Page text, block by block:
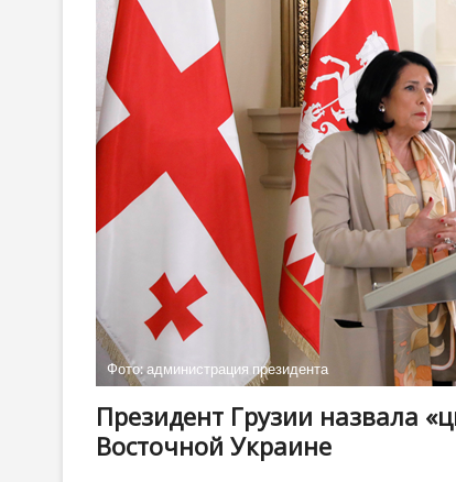
Фото: администрация президента
Президент Грузии назвала
Восточной Украине